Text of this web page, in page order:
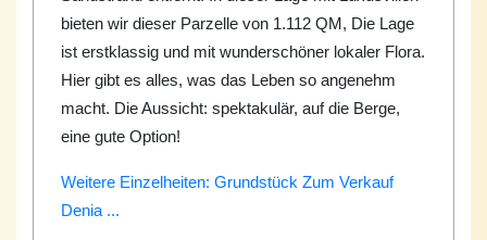
bieten wir dieser Parzelle von 1.112 QM, Die Lage
ist erstklassig und mit wunderschöner lokaler Flora.
Hier gibt es alles, was das Leben so angenehm
macht. Die Aussicht: spektakulär, auf die Berge,
eine gute Option!
Weitere Einzelheiten: Grundstück Zum Verkauf
Denia ...